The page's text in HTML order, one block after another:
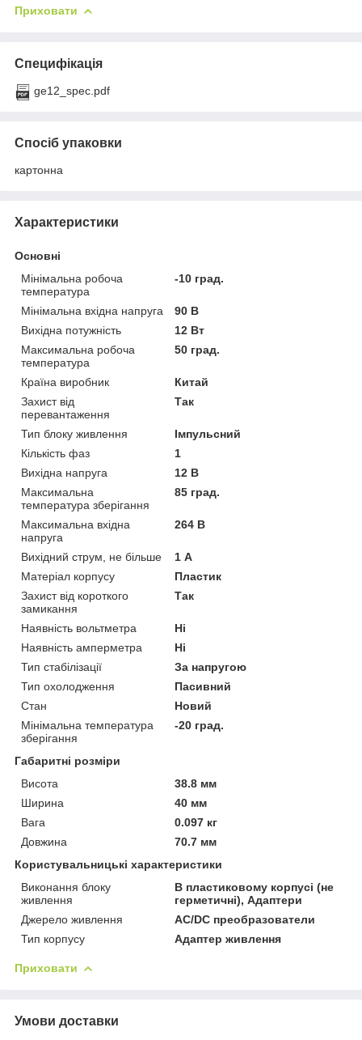
Приховати
Специфікація
ge12_spec.pdf
Спосіб упаковки
картонна
Характеристики
Основні
Мінімальна робоча
температура
-10 град.
Мінімальна вхідна напруга
90 В
Вихідна потужність
12 Вт
Максимальна робоча
температура
50 град.
Країна виробник
Китай
Захист від
перевантаження
Так
Тип блоку живлення
Імпульсний
Кількість фаз
1
Вихідна напруга
12 В
Максимальна
температура зберігання
85 град.
Максимальна вхідна
напруга
264 В
Вихідний струм, не більше
1 А
Матеріал корпусу
Пластик
Захист від короткого
замикання
Так
Наявність вольтметра
Ні
Наявність амперметра
Ні
Тип стабілізації
За напругою
Тип охолодження
Пасивний
Стан
Новий
Мінімальна температура
зберігання
-20 град.
Габаритні розміри
Висота
38.8 мм
Ширина
40 мм
Вага
0.097 кг
Довжина
70.7 мм
Користувальницькі характеристики
Виконання блоку
живлення
В пластиковому корпусі (не
герметичні), Адаптери
Джерело живлення
AC/DC преобразователи
Тип корпусу
Адаптер живлення
Приховати
Умови доставки